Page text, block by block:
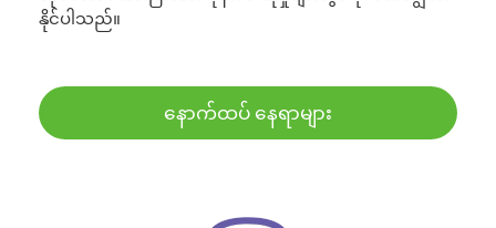
နိုင်ပါသည်။
နောက်ထပ် နေရာများ